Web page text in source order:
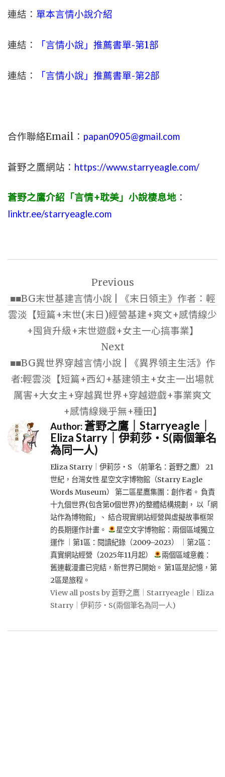
連結： 單本言情小說介紹
連結： 「言情小說」推薦書單-第1部
連結： 「言情小說」推薦書單-第2部
合作聯絡Email： papan0905@gmail.com
蒼野之鷹網站： https://www.starryeagle.com/
蒼野之鷹介紹「言情+耽美」小說棲息地 ：
linktr.ee/starryeagle.com
導
覽
Previous
■■BG末世基建言情小說 | 《末日領主》作者：輕
雲淡【短篇+末世(末日)經營基建+爽文+感情線少
+囤貨升級+末世遊戲+女主一心搞事業】
Next
■■BG異世界穿越言情小說 | 《異界領主生活》作
者:輕雲淡【短篇+西幻+基建領主+女主一出場就
厲害+大女主+穿越異世界+穿越遊戲+事業爽文
+感情線幾乎無+種田】
Author:蒼野之鷹｜Starryeagle｜
Eliza Starry｜伊莉莎・S(兩個筆名
為同一人)
Eliza Starry｜伊莉莎・S （前筆名：蒼野之鷹） 21
世紀，台灣女性 星空文字博物館（Starry Eagle
Words Museum） 第二區星鷹集團：創作者。 負責
十九個世界(包含第0個世界)的整體結構規劃， 以「網
站作為博物館」、 結合現實網站經營與虛擬故事框架
的長期運作計畫。
星空文字博物館：兩個區域獨立
運作 ｜第1區：閱讀紀錄（2009–2023） ｜第2區：
真實網站經營（2025年11月起）
兩個區域意義：
舊連載漫畫已完結，新世界已開始。 第1區是記憶，第
2區是旅程。
View all posts by 蒼野之鷹｜Starryeagle｜Eliza
Starry｜伊莉莎・S(兩個筆名為同一人)